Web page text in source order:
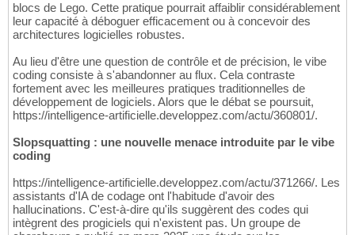
blocs de Lego. Cette pratique pourrait affaiblir considérablement
leur capacité à déboguer efficacement ou à concevoir des
architectures logicielles robustes.
Au lieu d'être une question de contrôle et de précision, le vibe
coding consiste à s'abandonner au flux. Cela contraste
fortement avec les meilleures pratiques traditionnelles de
développement de logiciels. Alors que le débat se poursuit,
https://intelligence-artificielle.developpez.com/actu/360801/.
Slopsquatting : une nouvelle menace introduite par le vibe
coding
https://intelligence-artificielle.developpez.com/actu/371266/. Les
assistants d'IA de codage ont l'habitude d'avoir des
hallucinations. C'est-à-dire qu'ils suggèrent des codes qui
intègrent des progiciels qui n'existent pas. Un groupe de